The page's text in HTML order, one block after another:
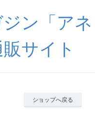
ン「アネ
サイト
ショップへ戻る